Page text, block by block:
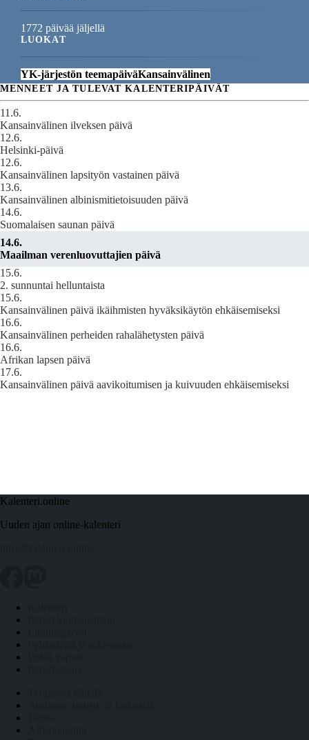
1772 päivää jäljellä
LUOKAT
YK-järjestön teemapäiväKansainvälinen
MENNEET JA TULEVAT KALENTERIPÄIVÄT
11.6.
Kansainvälinen ilveksen päivä
12.6.
Helsinki-päivä
12.6.
Kansainvälinen lapsityön vastainen päivä
13.6.
Kansainvälinen albinismitietoisuuden päivä
14.6.
Suomalaisen saunan päivä
14.6.
Maailman verenluovuttajien päivä
15.6.
2. sunnuntai helluntaista
15.6.
Kansainvälinen päivä ikäihmisten hyväksikäytön ehkäisemiseksi
16.6.
Kansainvälinen perheiden rahalähetysten päivä
16.6.
Afrikan lapsen päivä
17.6.
Kansainvälinen päivä aavikoitumisen ja kuivuuden ehkäisemiseksi
Kalenteri.online
Uuden ajan online-kalenteri